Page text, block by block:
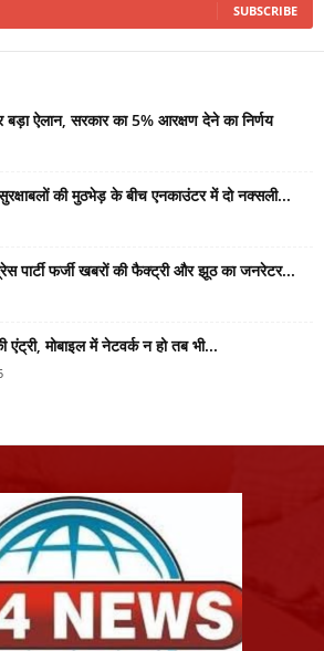
SUBSCRIBE
बड़ा ऐलान, सरकार का 5% आरक्षण देने का निर्णय
की मुठभेड़ के बीच एनकाउंटर में दो नक्सली...
पार्टी फर्जी खबरों की फैक्ट्री और झूठ का जनरेटर...
मोबाइल में नेटवर्क न हो तब भी...